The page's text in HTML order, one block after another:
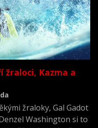
žraloci, Kazma a
žraloky, Gal Gadot
Washington si to